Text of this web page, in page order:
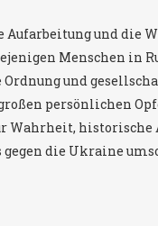
und die
Menschen in
und
persönlichen
Wahrheit,
die Ukraine